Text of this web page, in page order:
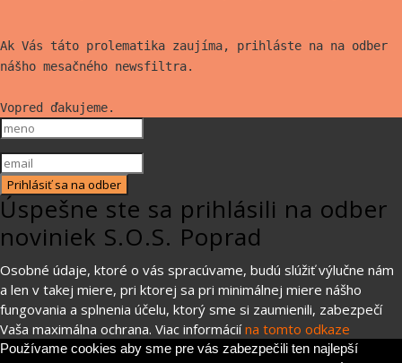
Ak Vás táto prolematika zaujíma, prihláste na na odber
nášho mesačného newsfiltra.
Vopred ďakujeme.
Prihlásiť sa na odber
Úspešne ste sa prihlásili na odber
noviniek S.O.S. Poprad
Osobné údaje, ktoré o vás spracúvame, budú slúžiť výlučne nám
a len v takej miere, pri ktorej sa pri minimálnej miere nášho
fungovania a splnenia účelu, ktorý sme si zaumienili, zabezpečí
Vaša maximálna ochrana. Viac informácií na tomto odkaze
Používame cookies aby sme pre vás zabezpečili ten najlepší